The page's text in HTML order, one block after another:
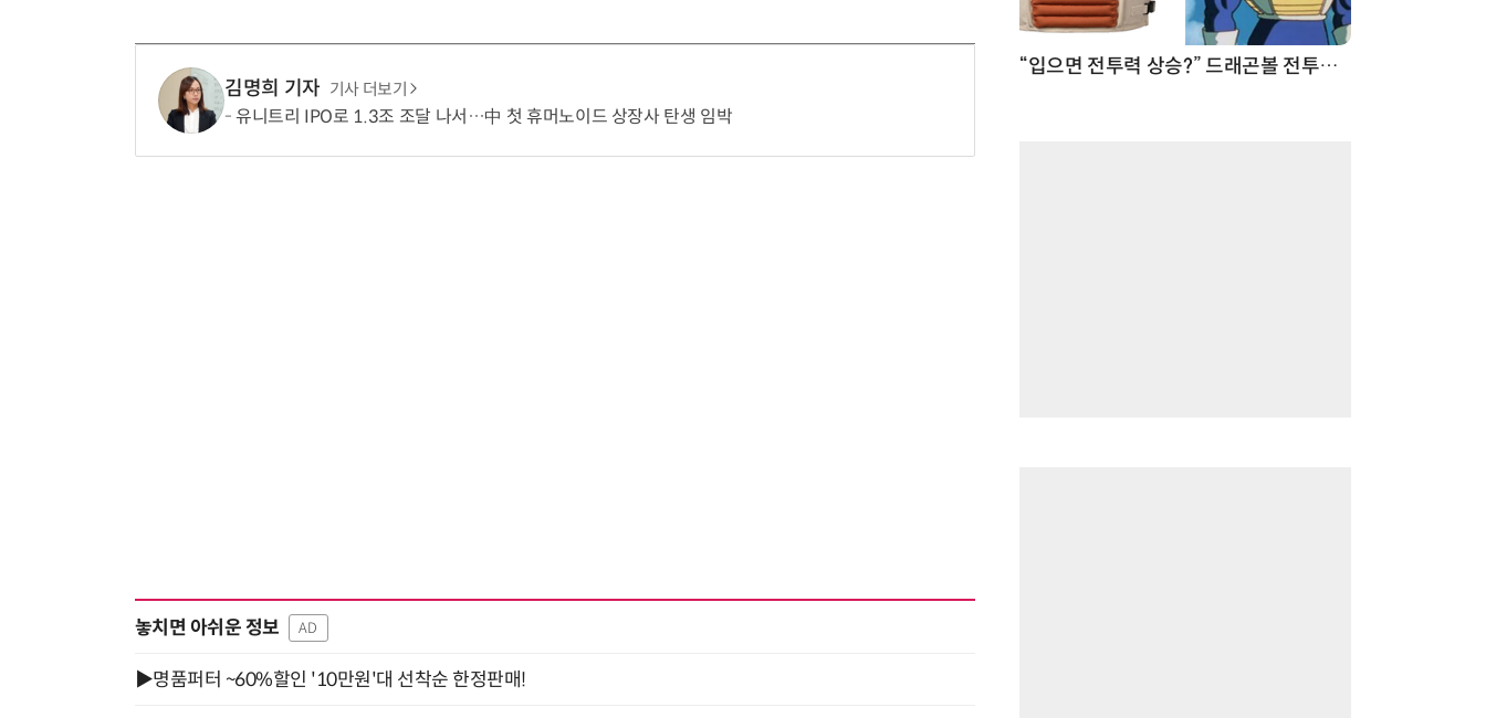
김명희 기자 기사 더보기
유니트리 IPO로 1.3조 조달 나서…中 첫 휴머노이드 상장사 탄생 임박
놓치면 아쉬운 정보 AD
▶명품퍼터 ~60%할인 '10만원'대 선착순 한정판매!
“입으면 전투력 상승?” 드래곤볼 전투복 닮은 중량조끼